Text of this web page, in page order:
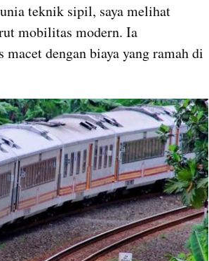
teknik sipil, saya melihat
mobilitas modern. Ia
dengan biaya yang ramah di